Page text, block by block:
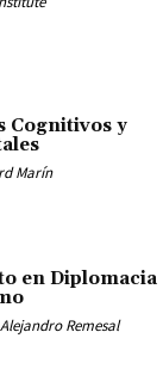
Cognitivos y
Marín
en Diplomacia
Alejandro Remesal